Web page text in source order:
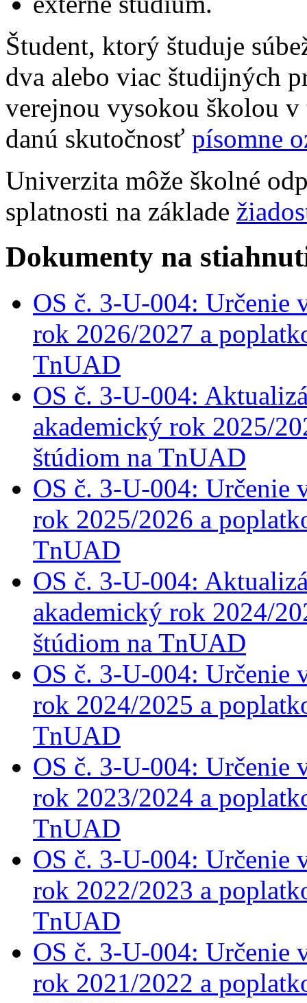
Študent, ktorý študuje
dva alebo viac študijných
verejnou vysokou školou
danú skutočnosť písomne
Univerzita môže školné
splatnosti na základe
Dokumenty na
OS č. 3-U-004: Určenie
rok 2026/2027 a
TnUAD
OS č. 3-U-004:
akademický rok 2025/
štúdiom na TnUAD
OS č. 3-U-004: Určenie
rok 2025/2026 a
TnUAD
OS č. 3-U-004:
akademický rok 2024/
štúdiom na TnUAD
OS č. 3-U-004: Určenie
rok 2024/2025 a
TnUAD
OS č. 3-U-004: Určenie
rok 2023/2024 a
TnUAD
OS č. 3-U-004: Určenie
rok 2022/2023 a
TnUAD
OS č. 3-U-004: Určenie
rok 2021/2022 a